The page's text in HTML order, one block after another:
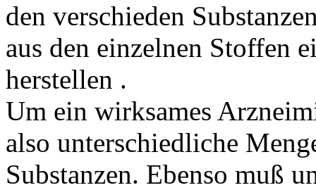
den verschieden
aus den einzelnen Stoffen
herstellen .
Um ein wirksames
also unterschiedliche
Substanzen. Ebenso muß